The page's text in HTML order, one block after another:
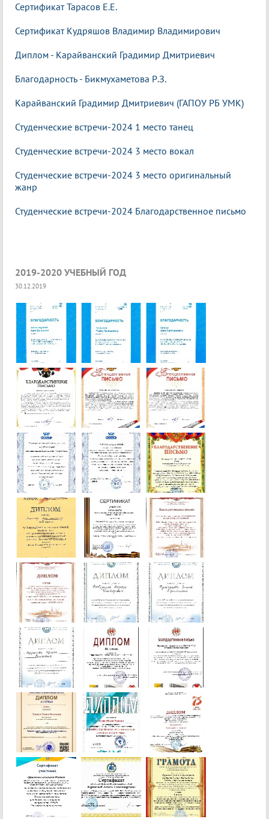
Сертификат Тарасов Е.Е.
Сертификат Кудряшов Владимир Владимирович
Диплом - Карайванский Градимир Дмитриевич
Благодарность - Бикмухаметова Р.З.
Карайванский Градимир Дмитриевич (ГАПОУ РБ УМК)
Студенческие встречи-2024 1 место танец
Студенческие встречи-2024 3 место вокал
Студенческие встречи-2024 3 место оригинальный
жанр
Студенческие встречи-2024 Благодарственное письмо
2019-2020 УЧЕБНЫЙ ГОД
30.12.2019